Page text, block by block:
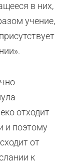
в них,
учение,
отходит
и поэтому
от
к